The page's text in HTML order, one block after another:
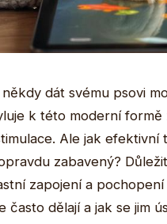
dát svému psovi
k této moderní
Ale jak
zabavený?
zapojení a
často dělají a jak se jim